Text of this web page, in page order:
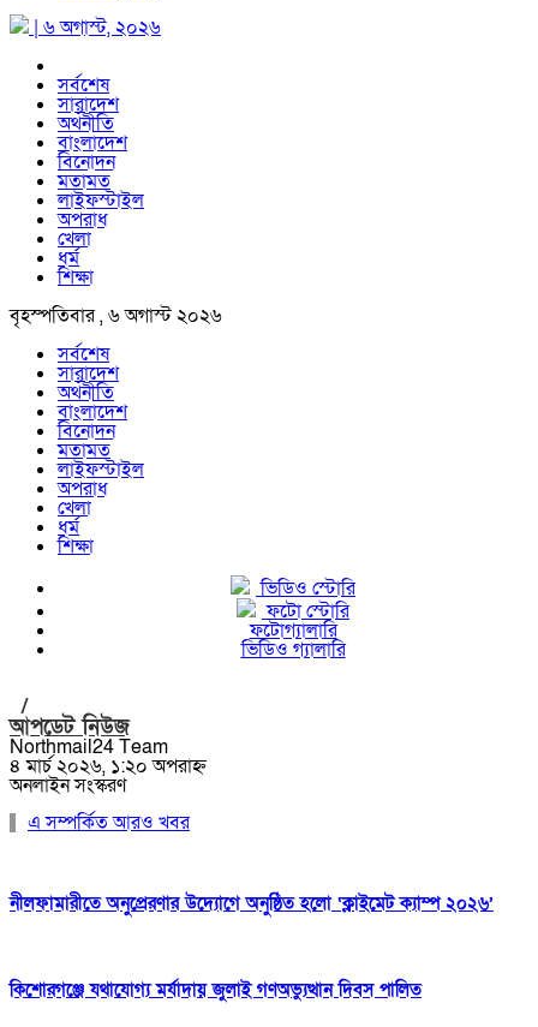
| ৬ অগাস্ট, ২০২৬
সর্বশেষ
সারাদেশ
অর্থনীতি
বাংলাদেশ
বিনোদন
মতামত
লাইফস্টাইল
অপরাধ
খেলা
ধর্ম
শিক্ষা
বৃহস্পতিবার , ৬ অগাস্ট ২০২৬
সর্বশেষ
সারাদেশ
অর্থনীতি
বাংলাদেশ
বিনোদন
মতামত
লাইফস্টাইল
অপরাধ
খেলা
ধর্ম
শিক্ষা
ভিডিও স্টোরি
ফটো স্টোরি
ফটোগ্যালারি
ভিডিও গ্যালারি
/
আপডেট নিউজ
Northmail24 Team
৪ মার্চ ২০২৬, ১:২০ অপরাহ্ন
অনলাইন সংস্করণ
এ সম্পর্কিত আরও খবর
নীলফামারীতে অনুপ্রেরণার উদ্যোগে অনুষ্ঠিত হলো ‘ক্লাইমেট ক্যাম্প ২০২৬’
কিশোরগঞ্জে যথাযোগ্য মর্যাদায় জুলাই গণঅভ্যুত্থান দিবস পালিত